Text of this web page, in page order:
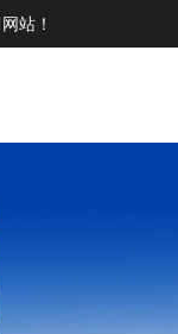
网站！